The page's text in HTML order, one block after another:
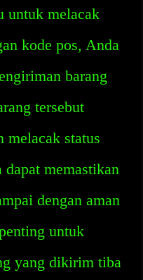
untuk melacak
kode pos, Anda
barang
tersebut
melacak status
memastikan
dengan aman
untuk
yang dikirim tiba